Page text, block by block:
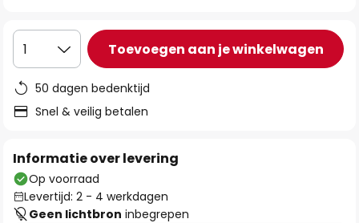
1 Toevoegen aan je winkelwagen
50 dagen bedenktijd
Snel & veilig betalen
Informatie over levering
Op voorraad
Levertijd: 2 - 4 werkdagen
Geen lichtbron inbegrepen